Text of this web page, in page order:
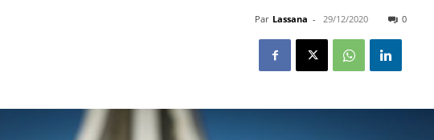
Par Lassana - 29/12/2020 0